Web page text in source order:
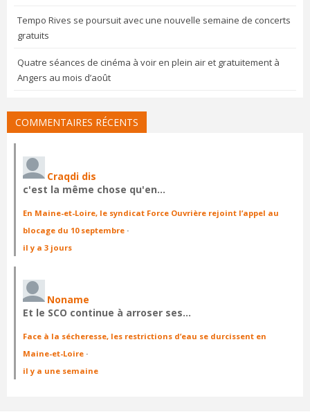
Tempo Rives se poursuit avec une nouvelle semaine de concerts
gratuits
Quatre séances de cinéma à voir en plein air et gratuitement à
Angers au mois d’août
COMMENTAIRES RÉCENTS
Craqdi dis
c'est la même chose qu'en…
En Maine-et-Loire, le syndicat Force Ouvrière rejoint l’appel au
blocage du 10 septembre ·
il y a 3 jours
Noname
Et le SCO continue à arroser ses…
Face à la sécheresse, les restrictions d’eau se durcissent en
Maine-et-Loire ·
il y a une semaine